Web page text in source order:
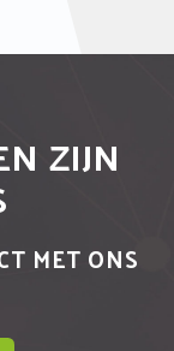
ZIJN
MET ONS